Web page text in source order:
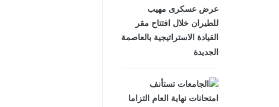
عرض عسكرى مهيب
للطيران خلال افتتاح مقر
القيادة الاستراتيجية بالعاصمة
الجديدة